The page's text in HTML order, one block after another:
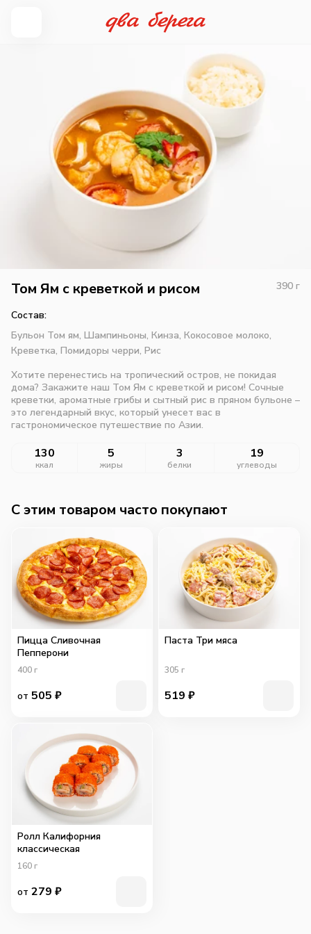
Том Ям с креветкой и рисом 390 г
Состав:
Бульон Том ям, Шампиньоны, Кинза, Кокосовое молоко,
Креветка, Помидоры черри, Рис
Хотите перенестись на тропический остров, не покидая
дома? Закажите наш Том Ям с креветкой и рисом! Сочные
креветки, ароматные грибы и сытный рис в пряном бульоне –
это легендарный вкус, который унесет вас в
гастрономическое путешествие по Азии.
130
ккал
5
жиры
3
белки
19
углеводы
C этим товаром часто покупают
Пицца Сливочная
Пепперони
400 г
от 505 ₽
Паста Три мяса
305 г
519 ₽
Ролл Калифорния
классическая
160 г
от 279 ₽